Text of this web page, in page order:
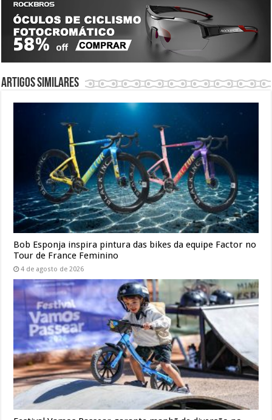
Artigos similares
Bob Esponja inspira pintura das bikes da equipe Factor no
Tour de France Feminino
4 de agosto de 2026